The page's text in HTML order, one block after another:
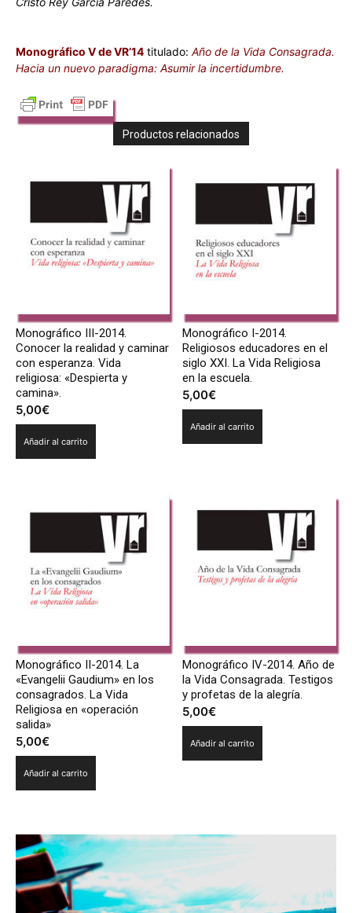
Monográfico V de VR’14 titulado: Año de la Vida Consagrada.
Hacia un nuevo paradigma: Asumir la incertidumbre.
Productos relacionados
Monográfico III-2014.
Conocer la realidad y caminar
con esperanza. Vida
religiosa: «Despierta y
camina».
5,00€
Añadir al carrito
Monográfico I-2014.
Religiosos educadores en el
siglo XXI. La Vida Religiosa
en la escuela.
5,00€
Añadir al carrito
Monográfico II-2014. La
«Evangelii Gaudium» en los
consagrados. La Vida
Religiosa en «operación
salida»
5,00€
Añadir al carrito
Monográfico IV-2014. Año de
la Vida Consagrada. Testigos
y profetas de la alegría.
5,00€
Añadir al carrito